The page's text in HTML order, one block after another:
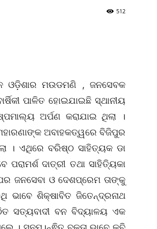
512
ଓଡ଼ିଶାର ମଉଡମଣି , ଜନସେବକ
ପାଳିତ ହୋଇଯାଇଛି ସ୍ଥାନୀୟ
ଅର୍ପଣ କରାଯାଇ ଥିଲା ।
ଅବାହକତ୍ୱରେ ବିଜିପୁର
। ଏଥିରେ ବରିଷ୍ଠ ସାହିତ୍ୟକ ଡା
ଦାତ୍ରୀ ତଥା ସାହିତ୍ୟିକା
ଜନସେବା ଓ ଦେଶପ୍ରେମ ତାଙ୍କୁ
ଶିକ୍ଷାବିତ ଜିତେନ୍ଦ୍ରନାଥ
ସତ୍ୟବାଦୀ ବନ ବିଦ୍ୟାଳୟ ଏକ